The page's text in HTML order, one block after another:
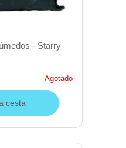
- Starry
Agotado
cesta